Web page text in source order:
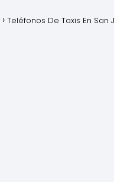
Teléfonos De Taxis En San